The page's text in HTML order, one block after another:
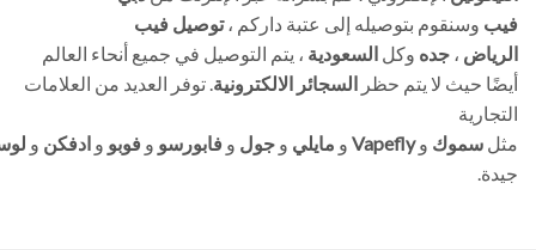
فيب وسنقوم بتوصيله إلى عتبة داركم ،توصيل فيب
الرياض ، جده وكل السعودية ، يتم التوصيل في جميع أنحاء العالم
أيضًا حيث لا يتم حظر السجائر الالكترونية. توفر العديد من العلامات
التجارية
مثل سموك وVapefly و مايلي و جول و فابورسو و فوبو و ادفكن و
جيدة.